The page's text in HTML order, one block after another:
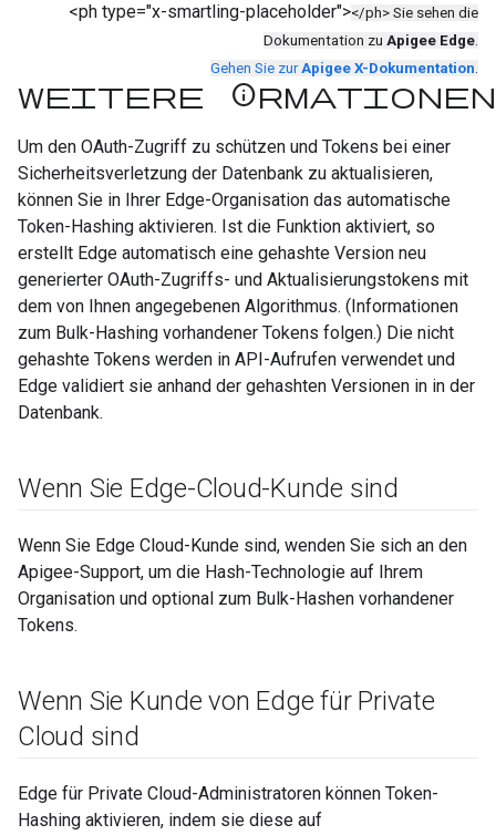
<ph type="x-smartling-placeholder"></ph> Sie sehen die
Dokumentation zu Apigee Edge.
Gehen Sie zurApigee X-Dokumentation.
Weitere Informationen
Um den OAuth-Zugriff zu schützen und Tokens bei einer
Sicherheitsverletzung der Datenbank zu aktualisieren,
können Sie in Ihrer Edge-Organisation das automatische
Token-Hashing aktivieren. Ist die Funktion aktiviert, so
erstellt Edge automatisch eine gehashte Version neu
generierter OAuth-Zugriffs- und Aktualisierungstokens mit
dem von Ihnen angegebenen Algorithmus. (Informationen
zum Bulk-Hashing vorhandener Tokens folgen.) Die nicht
gehashte Tokens werden in API-Aufrufen verwendet und
Edge validiert sie anhand der gehashten Versionen in in der
Datenbank.
Wenn Sie Edge-Cloud-Kunde sind
Wenn Sie Edge Cloud-Kunde sind, wenden Sie sich an den
Apigee-Support, um die Hash-Technologie auf Ihrem
Organisation und optional zum Bulk-Hashen vorhandener
Tokens.
Wenn Sie Kunde von Edge für Private
Cloud sind
Edge für Private Cloud-Administratoren können Token-
Hashing aktivieren, indem sie diese auf